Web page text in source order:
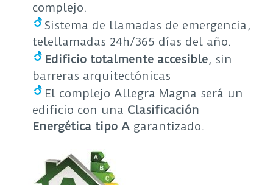
complejo.
Sistema de llamadas de emergencia,
telellamadas 24h/365 días del año.
Edificio totalmente accesible, sin
barreras arquitectónicas
El complejo Allegra Magna será un
edificio con una Clasificación
Energética tipo A garantizado.